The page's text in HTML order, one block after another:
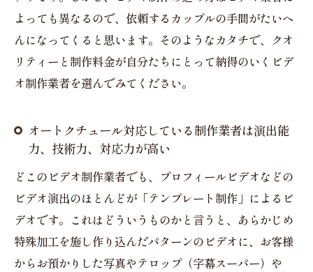
よっても異なるので、依頼するカップルの手間がたいへ
んになってくると思います。そのようなカタチで、クオ
リティーと制作料金が自分たちにとって納得のいくビデ
オ制作業者を選んでみてください。
オートクチュール対応している制作業者は演出能
力、技術力、対応力が高い
どこのビデオ制作業者でも、プロフィールビデオなどの
ビデオ演出のほとんどが「テンプレート制作」によるビ
デオです。これはどういうものかと言うと、あらかじめ
特殊加工を施し作り込んだパターンのビデオに、お客様
からお預かりした写真やテロップ（字幕スーパー）や